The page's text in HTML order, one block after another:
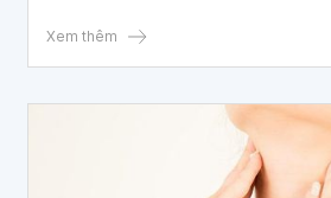
Xem thêm